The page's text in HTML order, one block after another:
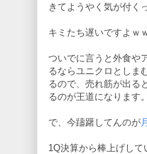
きてようやく気が付く
キミたち遅いですよｗ
ついでに言うと外食や
るならユニクロとしま
るので、売れ筋が出る
るのが王道になります。
で、今躊躇してんのが
1Q決算から棒上げし